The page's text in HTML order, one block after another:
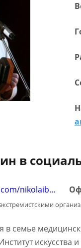
в
nikolaib…
в семье
искусства